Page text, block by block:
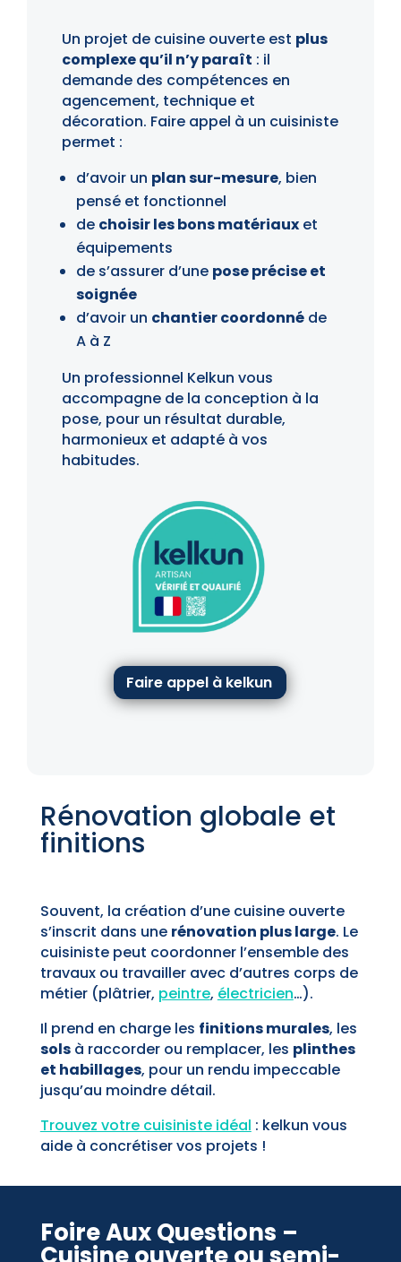
Un projet de cuisine ouverte est plus
complexe qu’il n’y paraît : il
demande des compétences en
agencement, technique et
décoration. Faire appel à un cuisiniste
permet :
d’avoir un plan sur-mesure, bien
pensé et fonctionnel
de choisir les bons matériauxet
équipements
de s’assurer d’une pose précise et
soignée
d’avoir un chantier coordonnéde
A à Z
Un professionnel Kelkun vous
accompagne de la conception à la
pose, pour un résultat durable,
harmonieux et adapté à vos
habitudes.
Faire appel à kelkun
Rénovation globale et
finitions
Souvent, la création d’une cuisine ouverte
s’inscrit dans une rénovation plus large. Le
cuisiniste peut coordonner l’ensemble des
travaux ou travailler avec d’autres corps de
métier (plâtrier, peintre, électricien…).
Il prend en charge les finitions murales, les
solsà raccorder ou remplacer, les plinthes
et habillages, pour un rendu impeccable
jusqu’au moindre détail.
Trouvez votre cuisiniste idéal : kelkun vous
aide à concrétiser vos projets !
Foire Aux Questions –